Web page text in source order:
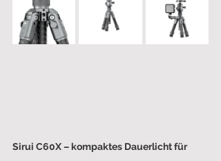
Sirui C60X – kompaktes Dauerlicht für